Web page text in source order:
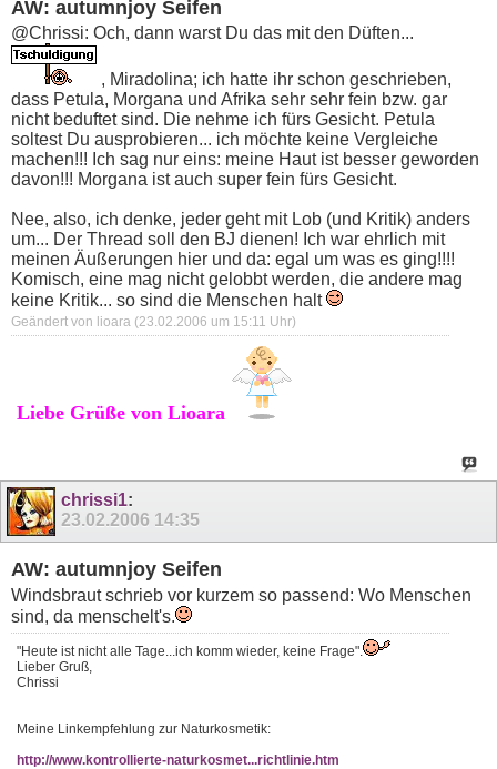
AW: autumnjoy Seifen
@Chrissi: Och, dann warst Du das mit den Düften...
, Miradolina; ich hatte ihr schon geschrieben,
dass Petula, Morgana und Afrika sehr sehr fein bzw. gar
nicht beduftet sind. Die nehme ich fürs Gesicht. Petula
soltest Du ausprobieren... ich möchte keine Vergleiche
machen!!! Ich sag nur eins: meine Haut ist besser geworden
davon!!! Morgana ist auch super fein fürs Gesicht.
Nee, also, ich denke, jeder geht mit Lob (und Kritik) anders
um... Der Thread soll den BJ dienen! Ich war ehrlich mit
meinen Äußerungen hier und da: egal um was es ging!!!!
Komisch, eine mag nicht gelobbt werden, die andere mag
keine Kritik... so sind die Menschen halt
Geändert von lioara (23.02.2006 um 15:11 Uhr)
Liebe Grüße von Lioara
chrissi1:
23.02.2006 14:35
AW: autumnjoy Seifen
Windsbraut schrieb vor kurzem so passend: Wo Menschen
sind, da menschelt's.
"Heute ist nicht alle Tage...ich komm wieder, keine Frage".
Lieber Gruß,
Chrissi
Meine Linkempfehlung zur Naturkosmetik:
http://www.kontrollierte-naturkosmet...richtlinie.htm